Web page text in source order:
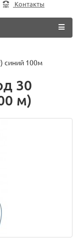
Контакты
синий 100м
30
м)